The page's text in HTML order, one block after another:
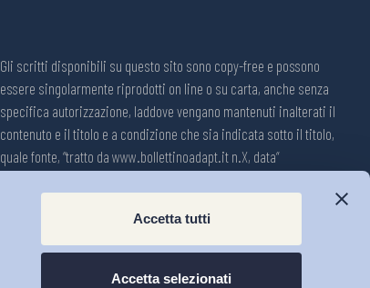
Accetta tutti
Accetta selezionati
Gli scritti disponibili su questo sito sono copy-free e possono
essere singolarmente riprodotti on line o su carta, anche senza
specifica autorizzazione, laddove vengano mantenuti inalterati il
contenuto e il titolo e a condizione che sia indicata sotto il titolo,
quale fonte, “tratto da www.bollettinoadapt.it n.X, data“
Registrazione n.1609, 11 novembre 2001, Tribunale di Modena, Italia.
Direttore responsabile: Michele Tiraboschi; Direttrice ADAPT
University Press: Lavinia Serrani.